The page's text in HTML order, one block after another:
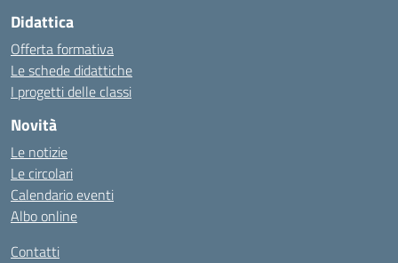
Didattica
Offerta formativa
Le schede didattiche
I progetti delle classi
Novità
Le notizie
Le circolari
Calendario eventi
Albo online
Contatti